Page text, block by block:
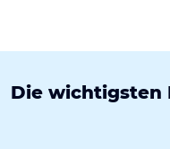
Die wichtigsten